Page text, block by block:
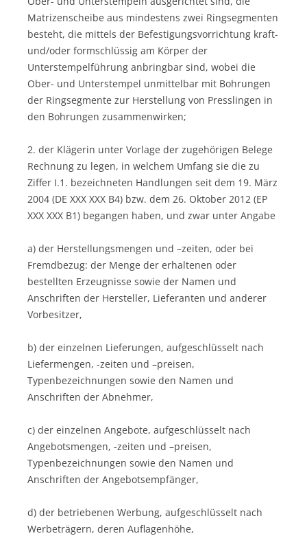
Matrizenscheibe aus mindestens zwei Ringsegmenten
besteht, die mittels der Befestigungsvorrichtung kraft-
und/oder formschlüssig am Körper der
Unterstempelführung anbringbar sind, wobei die
Ober- und Unterstempel unmittelbar mit Bohrungen
der Ringsegmente zur Herstellung von Presslingen in
den Bohrungen zusammenwirken;
2. der Klägerin unter Vorlage der zugehörigen Belege
Rechnung zu legen, in welchem Umfang sie die zu
Ziffer I.1. bezeichneten Handlungen seit dem 19. März
2004 (DE XXX XXX B4) bzw. dem 26. Oktober 2012 (EP
XXX XXX B1) begangen haben, und zwar unter Angabe
a) der Herstellungsmengen und –zeiten, oder bei
Fremdbezug: der Menge der erhaltenen oder
bestellten Erzeugnisse sowie der Namen und
Anschriften der Hersteller, Lieferanten und anderer
Vorbesitzer,
b) der einzelnen Lieferungen, aufgeschlüsselt nach
Liefermengen, -zeiten und –preisen,
Typenbezeichnungen sowie den Namen und
Anschriften der Abnehmer,
c) der einzelnen Angebote, aufgeschlüsselt nach
Angebotsmengen, -zeiten und –preisen,
Typenbezeichnungen sowie den Namen und
Anschriften der Angebotsempfänger,
d) der betriebenen Werbung, aufgeschlüsselt nach
Werbeträgern, deren Auflagenhöhe,